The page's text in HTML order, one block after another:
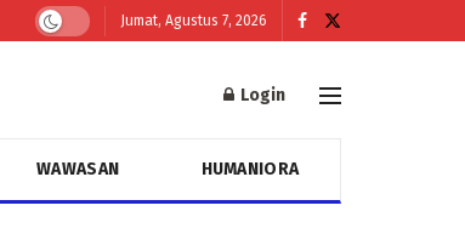
Jumat, Agustus 7, 2026
Login
WAWASAN HUMANIORA